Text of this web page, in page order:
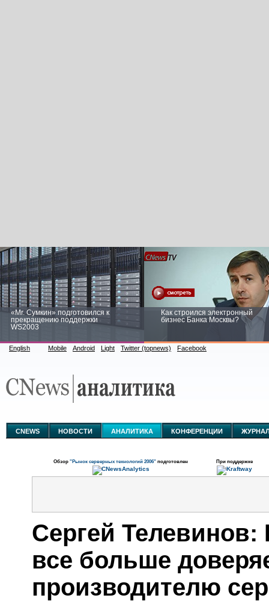
«Mr. Сумкин» подготовился к
прекращению поддержки
WS2003
Как строился электронный
бизнес Банка Москвы?
аналитике
English Mobile Android Light Twitter (topnews) Facebook
CNEWS НОВОСТИ АНАЛИТИКА КОНФЕРЕНЦИИ
Обзор"Рынок серверных технологий 2006" подготовлен При поддержке
Сергей Телевинов:
все больше
производителю